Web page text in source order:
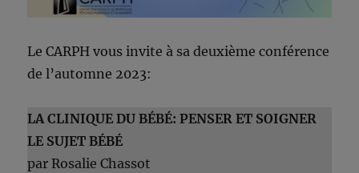
Le CARPH vous invite à sa deuxième conférence
de l’automne 2023:
LA CLINIQUE DU BÉBÉ: PENSER ET SOIGNER
LE SUJET BÉBÉ
par Rosalie Chassot